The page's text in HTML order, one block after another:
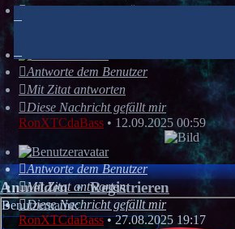
Diese Nachricht gefällt mir
RonXTCdaBass
Antworte dem Benutzer
Mit Zitat antworten
Diese Nachricht gefällt mir
RonXTCdaBass • 12.09.2025 00:59
Antworte dem Benutzer
Mit Zitat antworten
Diese Nachricht gefällt mir
RonXTCdaBass•27.08.2025 19:17
Anmelden•Registrieren
Benutzername: